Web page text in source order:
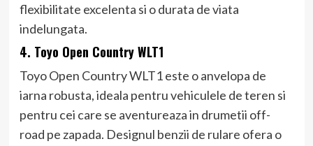
flexibilitate excelenta si o durata de viata
indelungata.
4. Toyo Open Country WLT1
Toyo Open Country WLT1 este o anvelopa de
iarna robusta, ideala pentru vehiculele de teren si
pentru cei care se aventureaza in drumetii off-
road pe zapada. Designul benzii de rulare ofera o